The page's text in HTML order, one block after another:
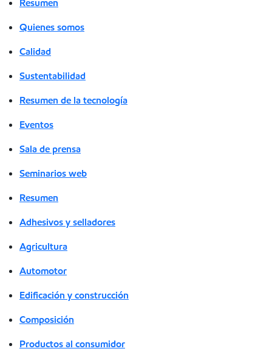
Resumen
Quienes somos
Calidad
Sustentabilidad
Resumen de la tecnología
Eventos
Sala de prensa
Seminarios web
Resumen
Adhesivos y selladores
Agricultura
Automotor
Edificación y construcción
Composición
Productos al consumidor